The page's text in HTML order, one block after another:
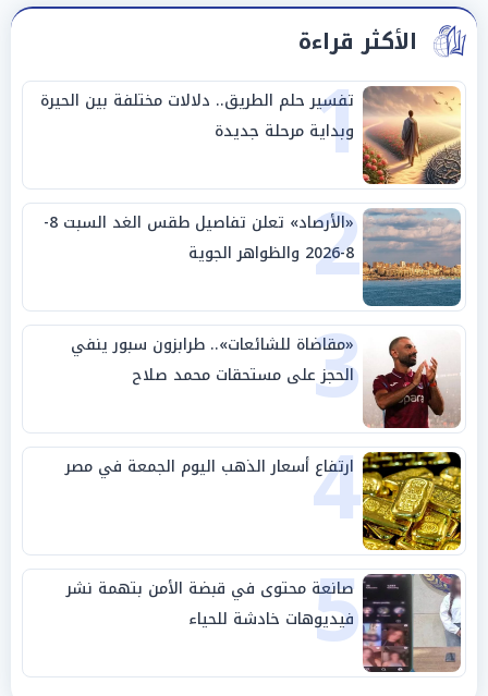
الأكثر قراءة
1
تفسير حلم الطريق.. دلالات مختلفة بين الحيرة
وبداية مرحلة جديدة
2
«الأرصاد» تعلن تفاصيل طقس الغد السبت 8-
8-2026 والظواهر الجوية
3
«مقاضاة للشائعات».. طرابزون سبور ينفي
الحجز على مستحقات محمد صلاح
4
ارتفاع أسعار الذهب اليوم الجمعة في مصر
5
صانعة محتوى في قبضة الأمن بتهمة نشر
فيديوهات خادشة للحياء